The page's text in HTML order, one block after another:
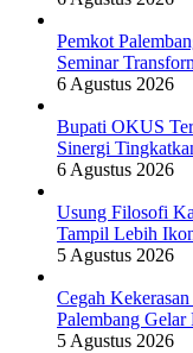
Pemkot
Seminar
6 Agustus 2026
Bupati OKUS
Sinergi
6 Agustus 2026
Usung Filosofi
Tampil Lebih
5 Agustus 2026
Cegah
Palembang
5 Agustus 2026